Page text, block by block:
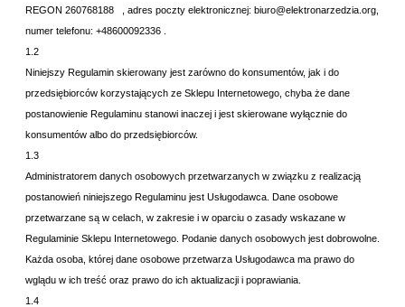
REGON 260768188 , adres poczty elektronicznej: biuro@elektronarzedzia.org
numer telefonu: +48600092336
1.2
Niniejszy Regulamin skierowany jest zarówno do konsumentów, jak i do
przedsiębiorców korzystających ze Sklepu Internetowego, chyba że dane
postanowienie Regulaminu stanowi inaczej i jest skierowane wyłącznie do
konsumentów albo do przedsiębiorców.
1.3
Administratorem danych osobowych przetwarzanych w związku z realizacją
postanowień niniejszego Regulaminu jest Usługodawca. Dane osobowe
przetwarzane są w celach, w zakresie i w oparciu o zasady wskazane w
Regulaminie Sklepu Internetowego. Podanie danych osobowych jest dobrowolne.
Każda osoba, której dane osobowe przetwarza Usługodawca ma prawo do
wglądu w ich treść oraz prawo do ich aktualizacji i poprawiania.
1.4